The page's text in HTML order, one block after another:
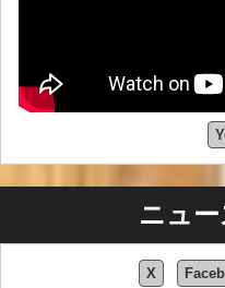
ニュ
X